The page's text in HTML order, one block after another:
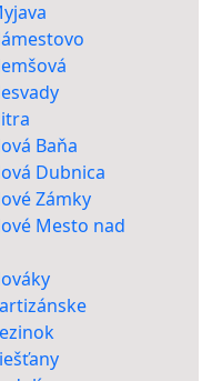
Baňa
Dubnica
Zámky
Mesto nad